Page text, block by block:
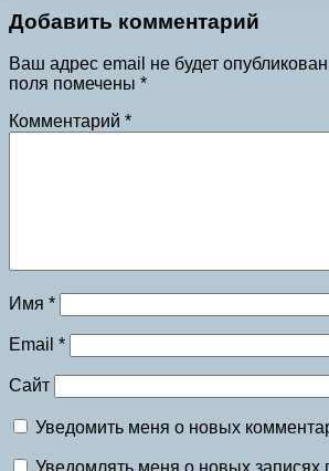
Добавить комментарий
Ваш адрес email не будет
поля помечены *
Комментарий *
Имя *
Email *
Сайт
Уведомить меня о новых